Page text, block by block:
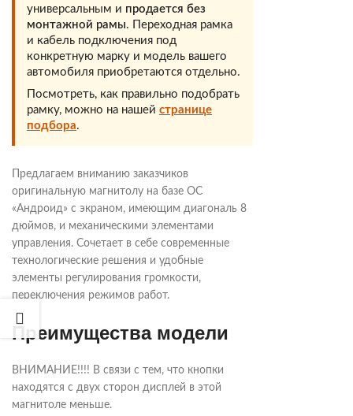
универсальным и продается без
монтажной рамы. Переходная рамка
и кабель подключения под
конкретную марку и модель вашего
автомобиля приобретаются отдельно.
Посмотреть, как правильно подобрать
рамку, можно на нашей странице
подбора.
Предлагаем вниманию заказчиков
оригинальную магнитолу на базе ОС
«Андроид» с экраном, имеющим диагональ 8
дюймов, и механическими элементами
управления. Сочетает в себе современные
технологические решения и удобные
элементы регулирования громкости,
переключения режимов работ.
Преимущества модели
ВНИМАНИЕ!!!! В связи с тем, что кнопки
находятся с двух сторон дисплей в этой
магнитоле меньше.